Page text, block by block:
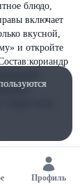
блюдо,
включает
вкусной,
и откройте
чили
Профиль